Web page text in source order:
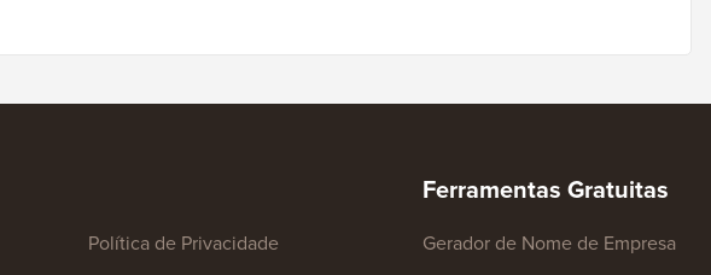
Política de Privacidade
Ferramentas Gratuitas
Gerador de Nome de Empresa